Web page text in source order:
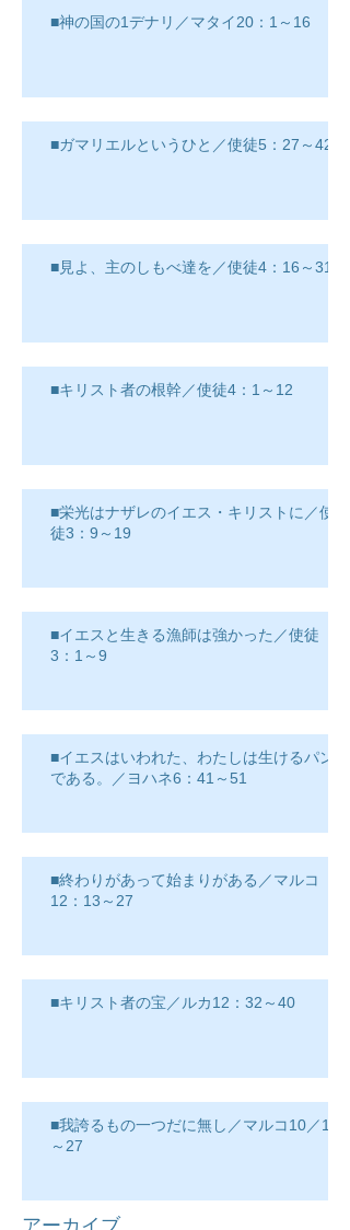
■神の国の1デナリ／マタイ20：1～16
■ガマリエルというひと／使徒5：27～42
■見よ、主のしもべ達を／使徒4：16～31
■キリスト者の根幹／使徒4：1～12
■栄光はナザレのイエス・キリストに／使
徒3：9～19
■イエスと生きる漁師は強かった／使徒
3：1～9
■イエスはいわれた、わたしは生けるパン
である。／ヨハネ6：41～51
■終わりがあって始まりがある／マルコ
12：13～27
■キリスト者の宝／ルカ12：32～40
■我誇るもの一つだに無し／マルコ10／17
～27
アーカイブ